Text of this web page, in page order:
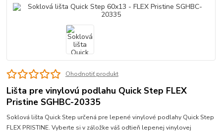
Ohodnotiť produkt
Lišta pre vinylovú podlahu Quick Step FLEX
Pristine SGHBC-20335
Soklová lišta Quick Step určená pre lepené vinylové podlahy Quick Step
FLEX PRISTINE. Vyberte si v záložke váš odtieň lepenej vinylovej